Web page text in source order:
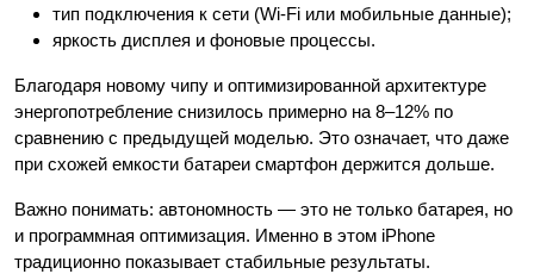
тип подключения к сети (Wi-Fi или мобильные данные);
яркость дисплея и фоновые процессы.
Благодаря новому чипу и оптимизированной архитектуре
энергопотребление снизилось примерно на 8–12% по
сравнению с предыдущей моделью. Это означает, что даже
при схожей емкости батареи смартфон держится дольше.
Важно понимать: автономность — это не только батарея, но
и программная оптимизация. Именно в этом iPhone
традиционно показывает стабильные результаты.